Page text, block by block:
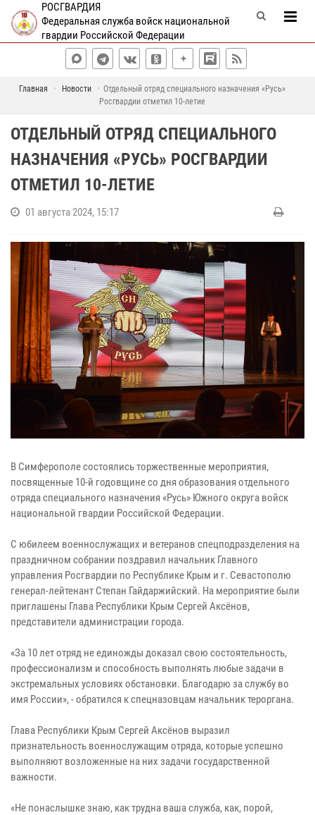
РОСГВАРДИЯ
Федеральная служба войск национальной
гвардии Российской Федерации
Главная Новости
Отдельный отряд специального назначения «Русь»
Росгвардии отметил 10-летие
ОТДЕЛЬНЫЙ ОТРЯД СПЕЦИАЛЬНОГО
НАЗНАЧЕНИЯ «РУСЬ» РОСГВАРДИИ
ОТМЕТИЛ 10-ЛЕТИЕ
01 августа 2024, 15:17
В Симферополе состоялись торжественные мероприятия,
посвященные 10-й годовщине со дня образования отдельного
отряда специального назначения «Русь» Южного округа войск
национальной гвардии Российской Федерации.
С юбилеем военнослужащих и ветеранов спецподразделения на
праздничном собрании поздравил начальник Главного
управления Росгвардии по Республике Крым и г. Севастополю
генерал-лейтенант Степан Гайдаржийский. На мероприятие были
приглашены Глава Республики Крым Сергей Аксёнов,
представители администрации города.
«За 10 лет отряд не единожды доказал свою состоятельность,
профессионализм и способность выполнять любые задачи в
экстремальных условиях обстановки. Благодарю за службу во
имя России», - обратился к спецназовцам начальник тероргана.
Глава Республики Крым Сергей Аксёнов выразил
признательность военнослужащим отряда, которые успешно
выполняют возложенные на них задачи государственной
важности.
«Не понаслышке знаю, как трудна ваша служба, как, порой,